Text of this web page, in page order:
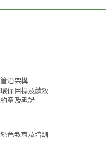
管治架構
環保目標及績效
約章及承諾
綠色教育及培訓